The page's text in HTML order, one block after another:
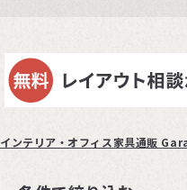
インテリア・オフィス家具通販